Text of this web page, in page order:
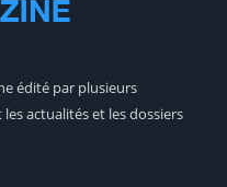
édité par plusieurs
actualités et les dossiers